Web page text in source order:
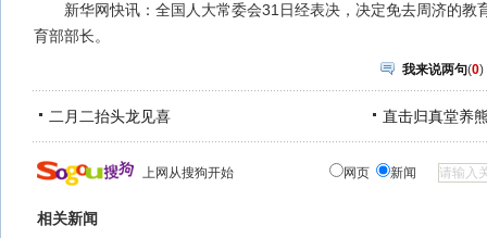
新华网快讯：全国人大常委会31日经表决，决定免去周济的教
育部部长。
我来说两句(0)
二月二抬头龙见喜 直击归真堂养
上网从搜狗开始 网页 新闻
相关新闻